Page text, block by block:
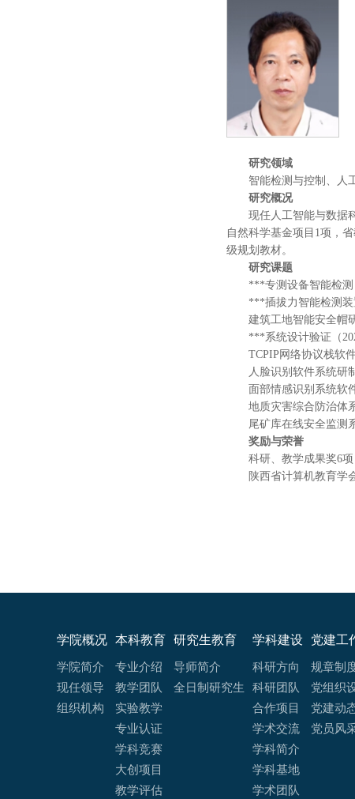
研究领域
智能检测与控制、人
研究概况
现任人工智能与数据
自然科学基金项目1项，
级规划教材。
研究课题
***专测设备智能检测
***插拔力智能检测装
建筑工地智能安全帽
***系统设计验证（
TCPIP网络协议栈软
人脸识别软件系统研
面部情感识别系统软
地质灾害综合防治体
尾矿库在线安全监测
奖励与荣誉
科研、教学成果奖6
陕西省计算机教育学
学院概况
学院简介
现任领导
组织机构
本科教育
专业介绍
教学团队
实验教学
专业认证
学科竞赛
大创项目
教学评估
研究生教育
导师简介
全日制研究生
学科建设
科研方向
科研团队
合作项目
学术交流
学科简介
学科基地
学术团队
党建工
规章制
党组织
党建动
党员风